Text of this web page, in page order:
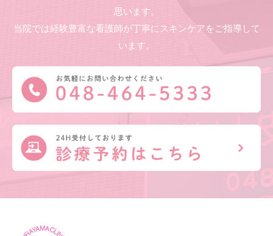
思います。
当院では経験豊富な看護師が丁寧にスキンケアをご指導して
います。